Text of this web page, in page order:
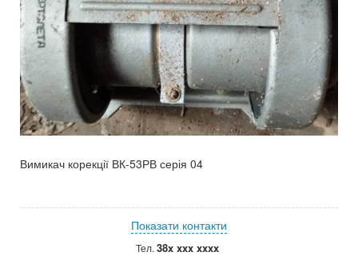
Вимикач корекції ВК-53РВ серія 04
Показати контакти
Тел. 38x xxx xxxx